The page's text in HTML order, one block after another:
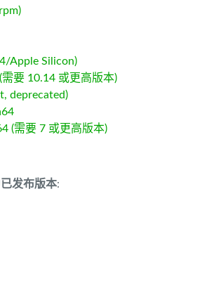
Apple Silicon)
需要 10.14 或更高版本)
deprecated)
(需要 7 或更高版本)
已发布版本: